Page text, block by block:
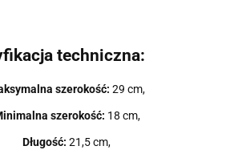
techniczna:
szerokość: 29 cm,
szerokość: 18 cm,
Długość: 21,5 cm,